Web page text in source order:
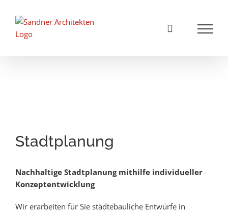
Inhalt
springen
Stadtplanung
Nachhaltige Stadtplanung mithilfe individueller
Konzeptentwicklung
Wir erarbeiten für Sie städtebauliche Entwürfe in